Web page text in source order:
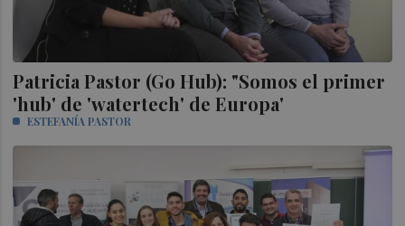
Patricia Pastor (Go Hub): "Somos el primer
'hub' de 'watertech' de Europa'
ESTEFANÍA PASTOR